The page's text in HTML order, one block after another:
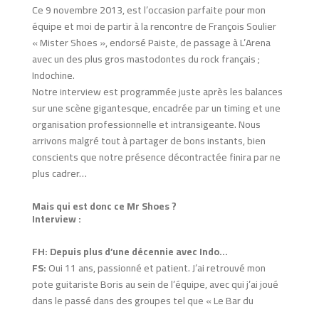
Ce 9 novembre 2013, est l’occasion parfaite pour mon
équipe et moi de partir à la rencontre de François Soulier
« Mister Shoes », endorsé Paiste, de passage à L’Arena
avec un des plus gros mastodontes du rock français ;
Indochine.
Notre interview est programmée juste après les balances
sur une scène gigantesque, encadrée par un timing et une
organisation professionnelle et intransigeante. Nous
arrivons malgré tout à partager de bons instants, bien
conscients que notre présence décontractée finira par ne
plus cadrer…
Mais qui est donc ce Mr Shoes ?
Interview :
FH: Depuis plus d’une décennie avec Indo…
FS:Oui 11 ans, passionné et patient. J’ai retrouvé mon
pote guitariste Boris au sein de l’équipe, avec qui j’ai joué
dans le passé dans des groupes tel que « Le Bar du